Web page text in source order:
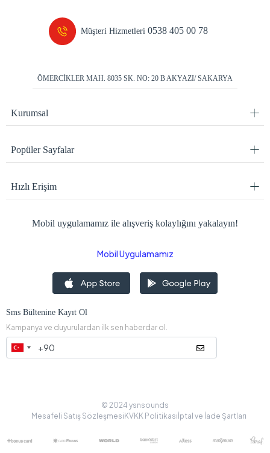
Müşteri Hizmetleri0538 405 00 78
ÖMERCİKLER MAH. 8035 SK. NO: 20 B AKYAZI/ SAKARYA
Kurumsal
Popüler Sayfalar
Hızlı Erişim
Mobil uygulamamız ile alışveriş kolaylığını yakalayın!
Mobil Uygulamamız
Sms Bültenine Kayıt Ol
Kampanya ve duyurulardan ilk sen haberdar ol.
© 2024 ysnsounds
Mesafeli Satış SözleşmesiKVKK Politikasıİptal ve İade Şartları